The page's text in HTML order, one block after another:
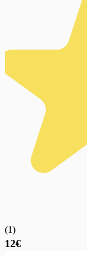
(1)
12€